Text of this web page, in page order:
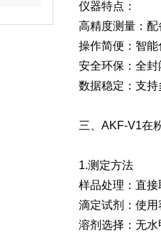
仪器特点：
高精度测量：
操作简便：智
安全环保：全
数据稳定：支
三、AKF-V1在
1.测定方法
样品处理：直
滴定试剂：使
溶剂选择：无